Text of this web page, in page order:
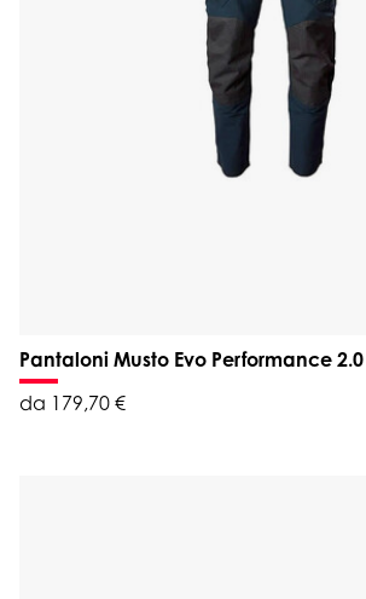
Pantaloni Musto Evo Performance
da 179,70 €